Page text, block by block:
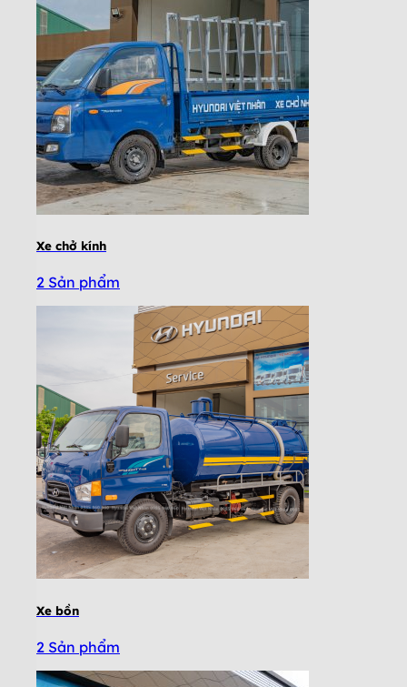
Xe chở kính
2 Sản phẩm
Xe bồn
2 Sản phẩm